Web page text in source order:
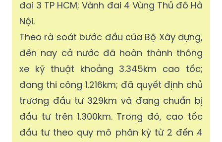
2025; Dầu Giây - Tân Phú; Cao Lãnh - Lộ
Tẻ - Rạch Sỏi; Mỹ An - Cao Lãnh; Vành
đai 3 TP HCM; Vành đai 4 Vùng Thủ đô Hà
Nội.
Theo rà soát bước đầu của Bộ Xây dựng,
đến nay cả nước đã hoàn thành thông
xe kỹ thuật khoảng 3.345km cao tốc;
đang thi công 1.216km; đã quyết định chủ
trương đầu tư 329km và đang chuẩn bị